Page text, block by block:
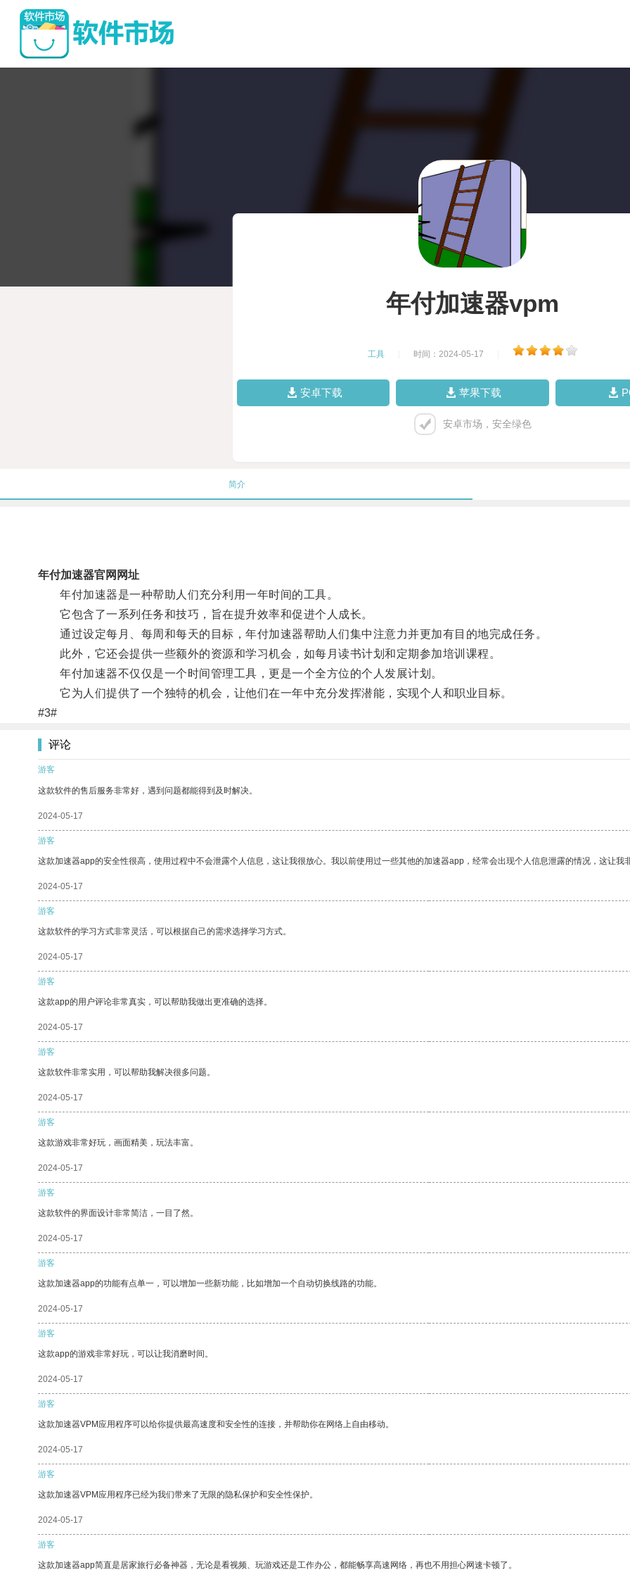
年付加速器vpm
工具 时间：2024-05-17
安卓下载 苹果下载
安卓市场，安全绿色
简介
年付加速器官网网址
年付加速器是一种帮助人们充分利用一年时间的工具。
它包含了一系列任务和技巧，旨在提升效率和促进个人成长。
通过设定每月、每周和每天的目标，年付加速器帮助人们集中注意力并更加有目的地完成任务。
此外，它还会提供一些额外的资源和学习机会，如每月读书计划和定期参加培训课程。
年付加速器不仅仅是一个时间管理工具，更是一个全方位的个人发展计划。
它为人们提供了一个独特的机会，让他们在一年中充分发挥潜能，实现个人和职业目标。
#3#
评论
游客
这款软件的售后服务非常好，遇到问题都能得到及时解决。
2024-05-17
游客
这款加速器app的安全性很高，使用过程中不会泄露个人信息，这让我很放心。我以前使用过一些其他的加速器app，经常会出现个人信息泄露的情况，这让我
2024-05-17
游客
这款软件的学习方式非常灵活，可以根据自己的需求选择学习方式。
2024-05-17
游客
这款app的用户评论非常真实，可以帮助我做出更准确的选择。
2024-05-17
游客
这款软件非常实用，可以帮助我解决很多问题。
2024-05-17
游客
这款游戏非常好玩，画面精美，玩法丰富。
2024-05-17
游客
这款软件的界面设计非常简洁，一目了然。
2024-05-17
游客
这款加速器app的功能有点单一，可以增加一些新功能，比如增加一个自动切换线路的功能。
2024-05-17
游客
这款app的游戏非常好玩，可以让我消磨时间。
2024-05-17
游客
这款加速器VPM应用程序可以给你提供最高速度和安全性的连接，并帮助你在网络上自由移动。
2024-05-17
游客
这款加速器VPM应用程序已经为我们带来了无限的隐私保护和安全性保护。
2024-05-17
游客
这款加速器app简直是居家旅行必备神器，无论是看视频、玩游戏还是工作办公，都能畅享高速网络，再也不用担心网速卡顿了。